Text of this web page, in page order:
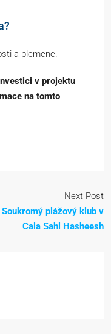
a plemene.
v projektu
na tomto
Next Post
Soukromý plážový klub v
Cala Sahl Hasheesh